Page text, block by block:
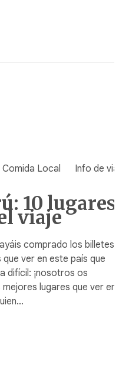
Comida Local Info de
10 lugares
viaje
comprado los billetes
ver en este país que
difícil: ¡nosotros os
lugares que ver en